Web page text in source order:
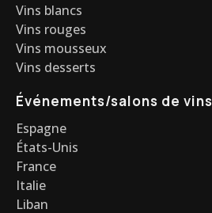
Vins blancs
Vins rouges
Vins mousseux
Vins desserts
Événements/salons de vins
Espagne
États-Unis
France
Italie
Liban